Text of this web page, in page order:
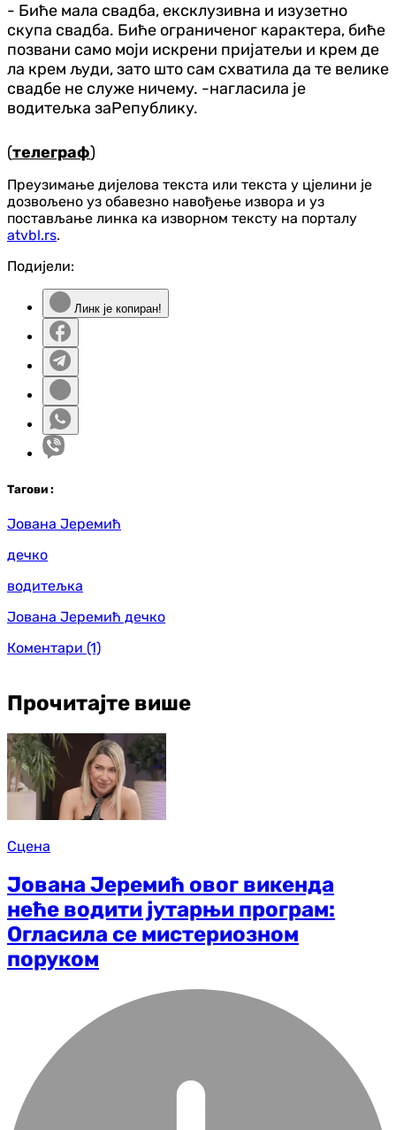
- Биће мала свадба, ексклузивна и изузетно
скупа свадба. Биће ограниченог карактера, биће
позвани само моји искрени пријатељи и крем де
ла крем људи, зато што сам схватила да те велике
свадбе не служе ничему. -нагласила је
водитељка заРепублику.
(телеграф)
Преузимање дијелова текста или текста у цјелини је
дозвољено уз обавезно навођење извора и уз
постављање линка ка изворном тексту на порталу
atvbl.rs.
Подијели:
Линк је копиран!
Тагови :
Јована Јеремић
дечко
водитељка
Јована Јеремић дечко
Коментари (1)
Прочитајте више
Сцена
Јована Јеремић овог викенда
неће водити јутарњи програм:
Огласила се мистериозном
поруком